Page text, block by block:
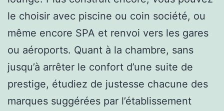
le choisir avec piscine ou coin société, ou
même encore SPA et renvoi vers les gares
ou aéroports. Quant à la chambre, sans
jusqu’à arrêter le confort d’une suite de
prestige, étudiez de justesse chacune des
marques suggérées par l’établissement